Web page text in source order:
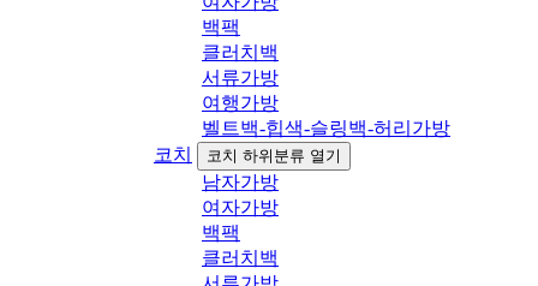
백팩
클러치백
서류가방
여행가방
벨트백-힙색-슬링백-허리가방
코치
코치 하위분류 열기
남자가방
여자가방
백팩
클러치백